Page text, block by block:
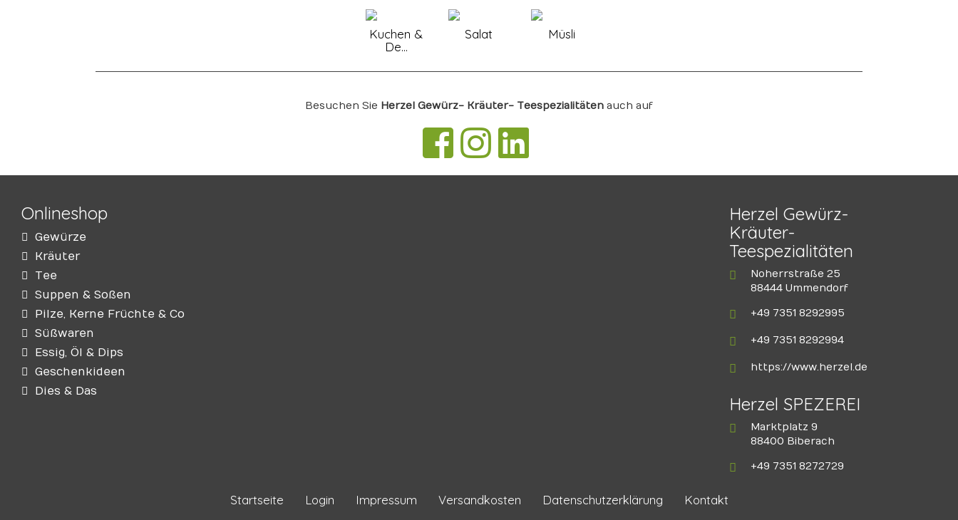
Kuchen &
De...
Salat Müsli
Besuchen Sie Herzel Gewürz- Kräuter- Teespezialitäten auch auf
Onlineshop
Gewürze
Kräuter
Tee
Suppen & Soßen
Pilze, Kerne Früchte & Co
Süßwaren
Essig, Öl & Dips
Geschenkideen
Dies & Das
Herzel Gewürz-
Kräuter-
Teespezialitäten
Noherrstraße 25
88444 Ummendorf
+49 7351 8292995
+49 7351 8292994
https://www.herzel.de
Herzel SPEZEREI
Marktplatz 9
88400 Biberach
+49 7351 8272729
Startseite Login Impressum Versandkosten Datenschutzerklärung Kontakt